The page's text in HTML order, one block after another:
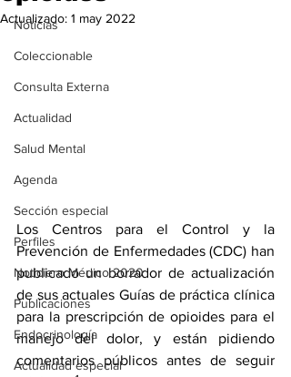
Noticias
Coleccionable
Consulta Externa
Actualidad
Salud Mental
Agenda
Sección especial
Perfiles
Noticiero Médico 2020
Publicaciones
Endocrinología
Actualidad especial
Actualizado: 1 may 2022
Los Centros para el Control y la
Prevención de Enfermedades (CDC) han
publicado un borrador de actualización
de sus actuales Guías de práctica clínica
para la prescripción de opioides para el
manejo del dolor, y están pidiendo
comentarios públicos antes de seguir